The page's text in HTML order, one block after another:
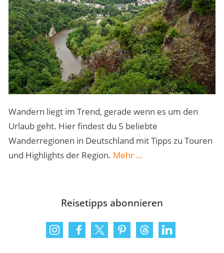
Wandern liegt im Trend, gerade wenn es um den
Urlaub geht. Hier findest du 5 beliebte
Wanderregionen in Deutschland mit Tipps zu Touren
und Highlights der Region. Mehr „5
zum
in
Deutschland“
…
Reisetipps abonnieren